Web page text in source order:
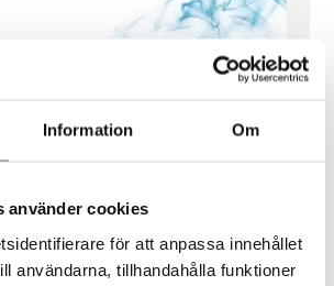
Information Om
använder cookies
för att anpassa innehållet
användarna, tillhandahålla funktioner